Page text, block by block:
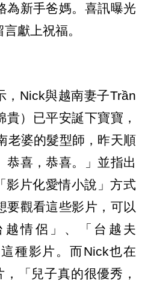
為新手爸媽。喜訊曝光
獻上祝福。
，Nick與越南妻子Trần
）已平安誕下寶寶，
老婆的髮型師，昨天順
恭喜，恭喜。」並指出
影片化愛情小說」方式
要觀看這些影片，可以
越情侶」、「台越夫
種影片。而Nick也在
「兒子真的很優秀，